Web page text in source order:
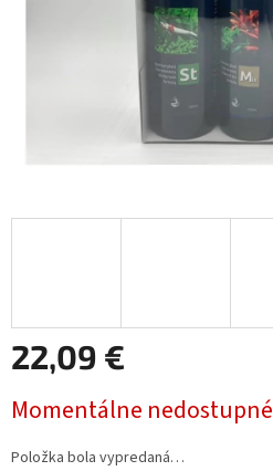
22,09 €
cena:
Momentálne nedostupné
Položka bola vypredaná…